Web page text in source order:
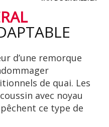
d’une remorque
de quai. Les
avec noyau
ce type de